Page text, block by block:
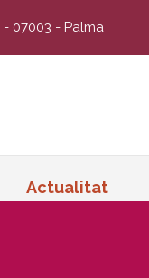
07003 - Palma
Actualitat